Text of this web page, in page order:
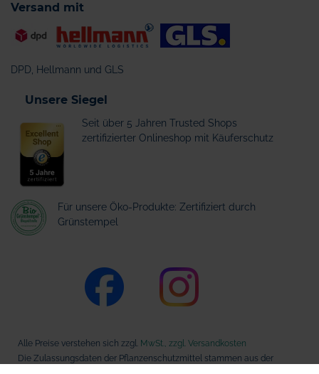
Versand mit
DPD, Hellmann und GLS
Unsere Siegel
Seit über 5 Jahren Trusted Shops
zertifizierter Onlineshop mit Käuferschutz
Für unsere Öko-Produkte: Zertifiziert durch
Grünstempel
Alle Preise verstehen sich zzgl. MwSt., zzgl. Versandkosten
Die Zulassungsdaten der Pflanzenschutzmittel stammen aus der